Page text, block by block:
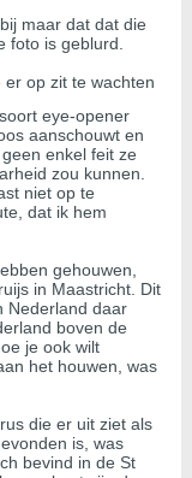
maar dat dat die
foto is geblurd.
op zit te wachten
eye-opener
aanschouwt en
enkel feit ze
zou kunnen.
niet op te
dat ik hem
gehouwen,
in Maastricht. Dit
Nederland daar
boven de
je ook wilt
het houwen, was
die er uit ziet als
is, was
bevind in de St